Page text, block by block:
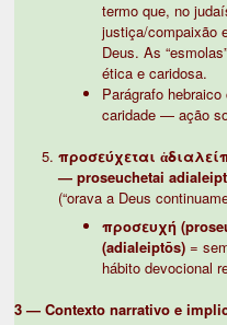
termo que, no
justiça/compaixão
Deus. As
ética e caridosa.
Parágrafo
caridade — ação
προσεύχεται
— proseuchetai
(“orava a Deus
προσευχή
(adialeiptōs) =
hábito devocional
3 — Contexto narrativo e